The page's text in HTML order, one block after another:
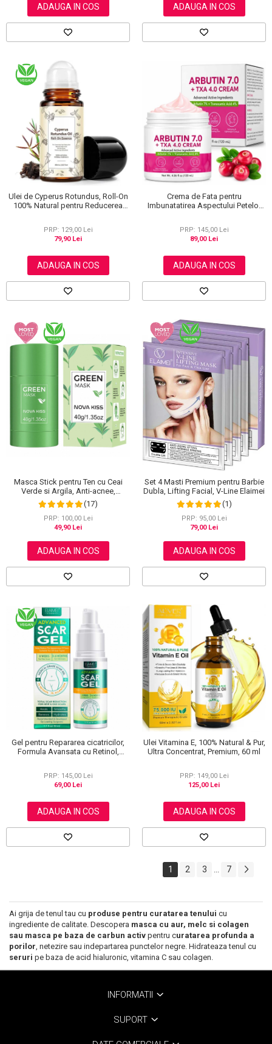
ADAUGA IN COS ADAUGA IN COS
Ulei de Cyperus Rotundus, Roll-On
100% Natural pentru Reducerea
PRP: 129,00 Lei
79,90 Lei
ADAUGA IN COS
Crema de Fata pentru
Imbunatatirea Aspectului Petelor
PRP: 145,00 Lei
89,00 Lei
ADAUGA IN COS
Masca Stick pentru Ten cu Ceai
Verde si Argila, Anti-acnee,
impotriva Excesului de Sebum,
Anti-inflamator, Anti-pori dilatati,
NOVA KISS®
(17)
PRP: 100,00 Lei
49,90 Lei
ADAUGA IN COS
Set 4 Masti Premium pentru Barbie
Dubla, Lifting Facial, V-Line Elaimei
(1)
PRP: 95,00 Lei
79,00 Lei
ADAUGA IN COS
Gel pentru Repararea cicatricilor,
Formula Avansata cu Retinol,
PRP: 145,00 Lei
69,00 Lei
ADAUGA IN COS
Ulei Vitamina E, 100% Natural & Pur,
Ultra Concentrat, Premium, 60 ml
PRP: 149,00 Lei
125,00 Lei
ADAUGA IN COS
1 2 3 7
Ai grija de tenul tau cu produse pentru curatarea tenului cu
ingrediente de calitate. Descopera masca cu aur, melc si colagen
sau masca pe baza de carbun activ pentru curatarea profunda a
porilor , netezire sau indepartarea punctelor negre. Hidrateaza tenul cu
seruri pe baza de acid hialuronic, vitamina C sau colagen.
INFORMATII
SUPORT